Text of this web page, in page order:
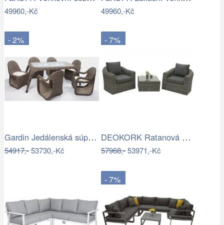
49960,-Kč 49960,-Kč
- 2%
Gardin Jedálenská súprava FOX hnedá Mdum
54917,-53730,-Kč
- 7%
DEOKORK Ratanová modulová sestava…
57968,-53971,-Kč
- 7%